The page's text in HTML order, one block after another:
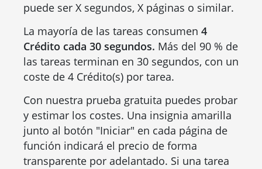
puede ser X segundos, X páginas o similar.
La mayoría de las tareas consumen 4
Crédito cada 30 segundos. Más del 90 % de
las tareas terminan en 30 segundos, con un
coste de 4 Crédito(s) por tarea.
Con nuestra prueba gratuita puedes probar
y estimar los costes. Una insignia amarilla
junto al botón "Iniciar" en cada página de
función indicará el precio de forma
transparente por adelantado. Si una tarea